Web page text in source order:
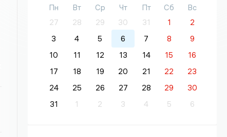
Пн Вт Ср Чт Пт Сб
Вс
27
28 29 30 31 1
2
3
4 5 6 7 8
9
10
11 12 13 14 15
16
17
18 19 20 21 22
23
24
25 26 27 28 29
30
31
1 2 3 4 5 6